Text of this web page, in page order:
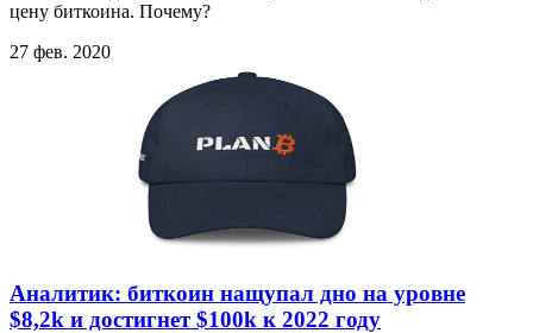
цену биткоина. Почему?
27 фев. 2020
Аналитик: биткоин нащупал дно на уровне
$8,2k и достигнет $100k к 2022 году